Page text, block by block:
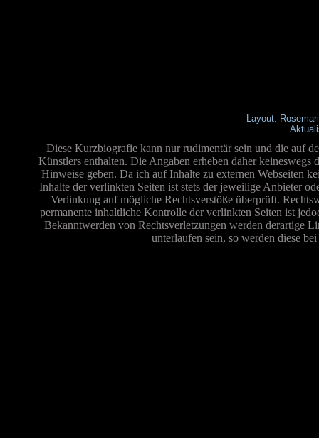
Layout:
Diese Kurzbiografie kann nur rudimentär sein und die auf
Künstlers enthalten. Die Angaben erheben daher
Hinweise geben. Da ich auf Inhalte zu externen Webseiten
Inhalte der verlinkten Seiten ist stets der jeweilige Anbieter
Verlinkung auf mögliche Rechtsverstöße überprüft.
permanente inhaltliche Kontrolle der verlinkten Seiten ist
Bekanntwerden von Rechtsverletzungen werden derartige
unterlaufen sein, so werden diese